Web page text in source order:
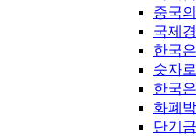
중국
국제
한국
숫자
한국
화폐
단기